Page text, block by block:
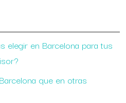
elegir en Barcelona para tus
que en otras